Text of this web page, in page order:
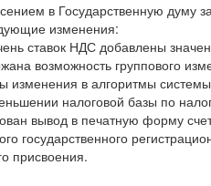
в Государственную думу
изменения:
ставок НДС добавлены
возможность группового
изменения в алгоритмы
налоговой базы по
вывод в печатную форму
государственного
присвоения.